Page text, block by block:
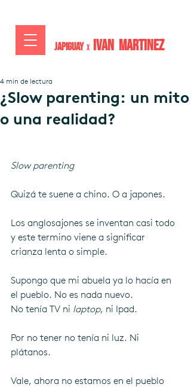
JAPIGUAY x IVAN MARTiNEZ
¿Slow parenting: un mito
o una realidad?
4 min de lectura
Slow parenting
Quizá te suene a chino. O a japones.
Los anglosajones se inventan casi todo
y este termino viene a significar
crianza lenta o simple.
Supongo que mi abuela ya lo hacía en
el pueblo. No es nada nuevo.
No tenía TV ni laptop, ni Ipad.
Por no tener no tenía ni luz. Ni
plátanos.
Vale, ahora no estamos en el pueblo